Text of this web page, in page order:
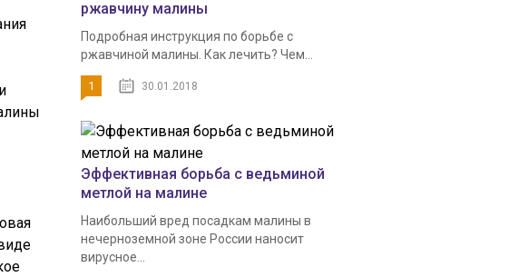
ржавчину малины
Подробная инструкция по борьбе с
ржавчиной малины. Как лечить? Чем...
1 30.01.2018
Эффективная борьба с ведьминой
метлой на малине
Наибольший вред посадкам малины в
нечерноземной зоне России наносит
вирусное...